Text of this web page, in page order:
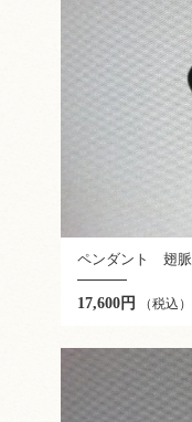
ペンダント 翅
17,600円 （税込）